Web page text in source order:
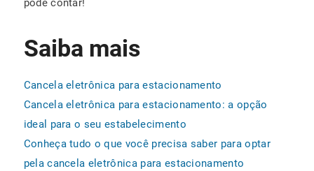
pode contar!
Saiba mais
Cancela eletrônica para estacionamento
Cancela eletrônica para estacionamento: a opção
ideal para o seu estabelecimento
Conheça tudo o que você precisa saber para optar
pela cancela eletrônica para estacionamento